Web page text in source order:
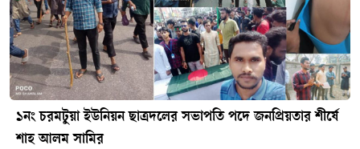
১নং চরমটুয়া ইউনিয়ন ছাত্রদলের সভাপতি পদে জনপ্রিয়তার শীর্ষে
শাহ আলম সামির